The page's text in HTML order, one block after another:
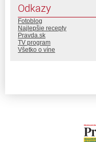
Odkazy
Fotoblog
Najlepšie recepty
Pravda.sk
TV program
Všetko o víne